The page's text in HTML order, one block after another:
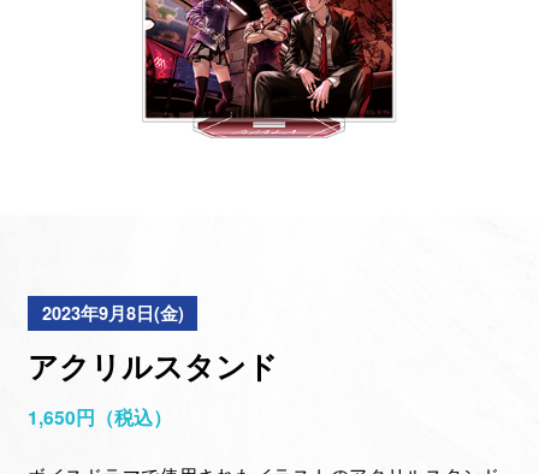
2023年9月8日(金)
アクリルスタンド
1,650円（税込）